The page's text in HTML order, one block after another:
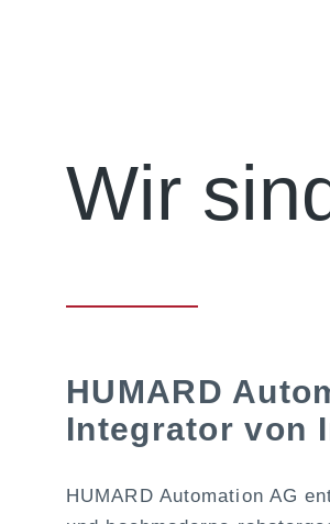
Wir
HUMARD
Integrator von
HUMARD Automation AG